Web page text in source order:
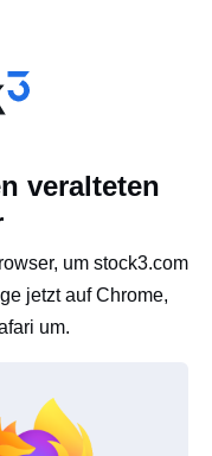
veralteten
um stock3.com
jetzt auf Chrome,
um.